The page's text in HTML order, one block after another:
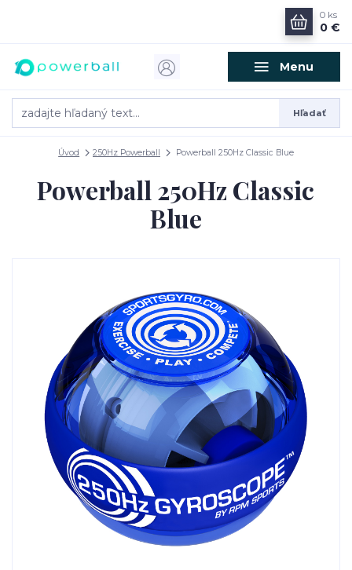
Menu
Hľadať
0 ks
0 €
Úvod 250Hz Powerball Powerball 250Hz Classic Blue
Powerball 250Hz Classic
Blue